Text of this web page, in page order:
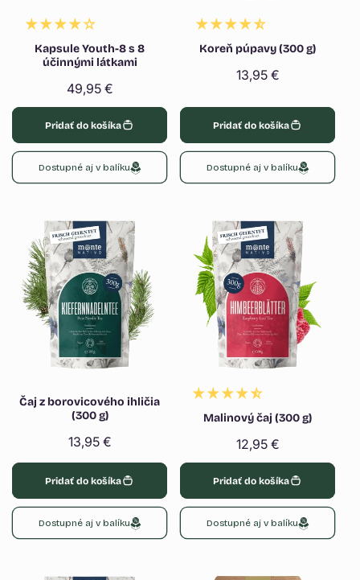
Kapsule Youth-8 s 8
účinnými látkami
Normálna
cena
49,95 €
Pridať do košíka
Dostupné aj v balíku
Koreň púpavy (300 g)
Normálna
13,95 €
Pridať do košíka
Dostupné aj v balíku
Čaj z borovicového ihličia
(300 g)
Normálna
cena
13,95 €
Pridať do košíka
Dostupné aj v balíku
Malinový čaj (300 g)
Normálna
cena
12,95 €
Pridať do košíka
Dostupné aj v balíku